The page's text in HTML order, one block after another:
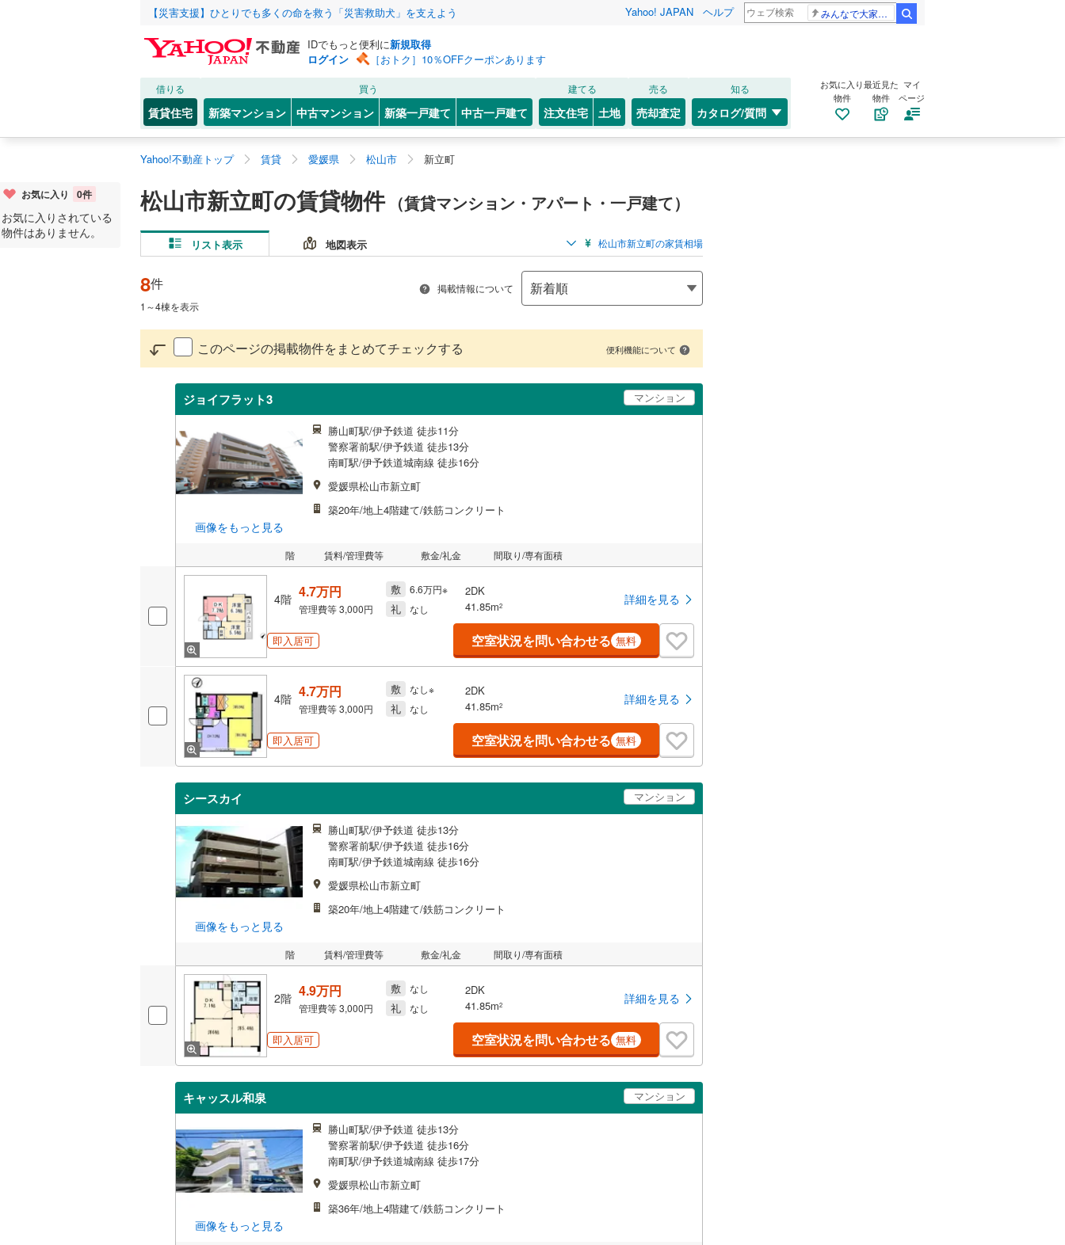
【災害支援】ひとりでも多くの命を救う「災害救助犬」を支えよう Yahoo! JAPAN ヘルプ みんなで大家さん 2881億円
IDでもっと便利に新規取得
ログイン
［おトク］10％OFFクーポンあります
借りる
賃貸住宅
買う
新築マンション 中古マンション 新築一戸建て 中古一戸建て
建てる
注文住宅 土地
売る
売却査定
知る
カタログ/質問
お気に入り
物件
最近見た
物件
マイ
ページ
Yahoo!不動産トップ 賃貸 愛媛県 松山市 新立町
松山市新立町の賃貸物件 （賃貸マンション・アパート・一戸建て）
リスト表示 地図表示 松山市新立町の家賃相場
8件
1 ～4棟を表示
掲載情報について
このページの掲載物件をまとめてチェックする 便利機能について
ジョイフラット3 マンション
画像をもっと見る
勝山町駅/伊予鉄道 徒歩11分
警察署前駅/伊予鉄道 徒歩13分
南町駅/伊予鉄道城南線 徒歩16分
愛媛県松山市新立町
築20年/地上4階建て/鉄筋コンクリート
階 賃料/管理費等 敷金/礼金 間取り/専有面積
4階 4.7万円
管理費等3,000円
敷 6.6万円※
礼 なし
2DK
41.85m2 詳細を見る
即入居可 空室状況を問い合わせる 無料
4階 4.7万円
管理費等3,000円
敷 なし※
礼 なし
2DK
41.85m2 詳細を見る
即入居可 空室状況を問い合わせる 無料
シースカイ マンション
画像をもっと見る
勝山町駅/伊予鉄道 徒歩13分
警察署前駅/伊予鉄道 徒歩16分
南町駅/伊予鉄道城南線 徒歩16分
愛媛県松山市新立町
築20年/地上4階建て/鉄筋コンクリート
階 賃料/管理費等 敷金/礼金 間取り/専有面積
2階 4.9万円
管理費等3,000円
敷 なし
礼 なし
2DK
41.85m2 詳細を見る
即入居可 空室状況を問い合わせる 無料
キャッスル和泉 マンション
画像をもっと見る
勝山町駅/伊予鉄道 徒歩13分
警察署前駅/伊予鉄道 徒歩16分
南町駅/伊予鉄道城南線 徒歩17分
愛媛県松山市新立町
築36年/地上4階建て/鉄筋コンクリート
お気に入り 0件
お気に入りされている
物件はありません。